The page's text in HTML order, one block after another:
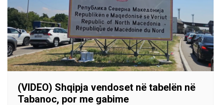
(VIDEO) Shqipja vendoset në tabelën në
Tabanoc, por me gabime